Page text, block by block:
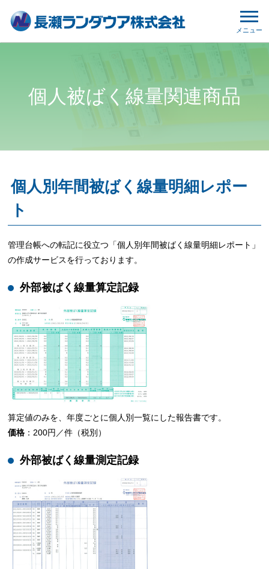
メニュー
個人被ばく線量関連商品
個人別年間被ばく線量明細レポー
ト
管理台帳への転記に役立つ「個人別年間被ばく線量明細レポート」
の作成サービスを行っております。
外部被ばく線量算定記録
算定値のみを、年度ごとに個人別一覧にした報告書です。
価格 ：200円／件（税別）
外部被ばく線量測定記録